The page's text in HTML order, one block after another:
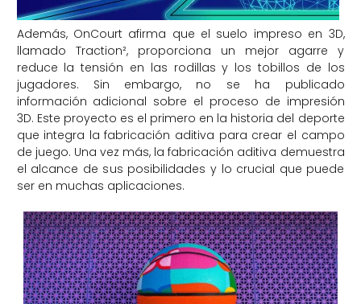
Además, OnCourt afirma que el suelo impreso en 3D,
llamado Traction², proporciona un mejor agarre y
reduce la tensión en las rodillas y los tobillos de los
jugadores. Sin embargo, no se ha publicado
información adicional sobre el proceso de impresión
3D. Este proyecto es el primero en la historia del deporte
que integra la fabricación aditiva para crear el campo
de juego. Una vez más, la fabricación aditiva demuestra
el alcance de sus posibilidades y lo crucial que puede
ser en muchas aplicaciones.